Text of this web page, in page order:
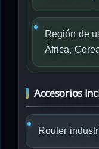
Región de
África,
Accesorios
Router